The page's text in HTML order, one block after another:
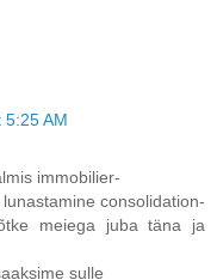
AM
immobilier-
consolidation-
meiega juba täna ja
sulle